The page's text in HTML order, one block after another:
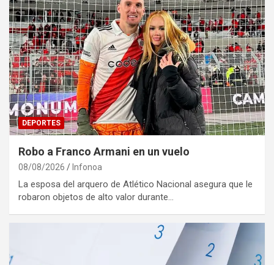
DEPORTES
Robo a Franco Armani en un vuelo
08/08/2026 Infonoa
La esposa del arquero de Atlético Nacional asegura que le
robaron objetos de alto valor durante…